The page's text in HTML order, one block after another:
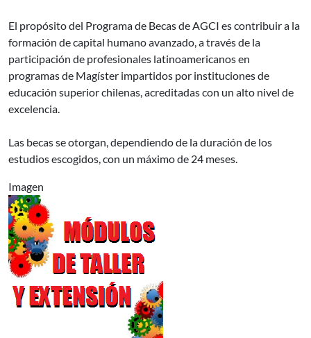
El propósito del Programa de Becas de AGCI es contribuir a la
formación de capital humano avanzado, a través de la
participación de profesionales latinoamericanos en
programas de Magíster impartidos por instituciones de
educación superior chilenas, acreditadas con un alto nivel de
excelencia.
Las becas se otorgan, dependiendo de la duración de los
estudios escogidos, con un máximo de 24 meses.
Imagen